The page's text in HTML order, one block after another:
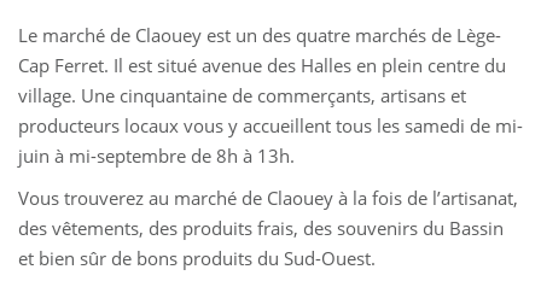
Le marché de Claouey est un des quatre marchés de Lège-
Cap Ferret. Il est situé avenue des Halles en plein centre du
village. Une cinquantaine de commerçants, artisans et
producteurs locaux vous y accueillent tous les samedi de mi-
juin à mi-septembre de 8h à 13h.
Vous trouverez au marché de Claouey à la fois de l’artisanat,
des vêtements, des produits frais, des souvenirs du Bassin
et bien sûr de bons produits du Sud-Ouest.